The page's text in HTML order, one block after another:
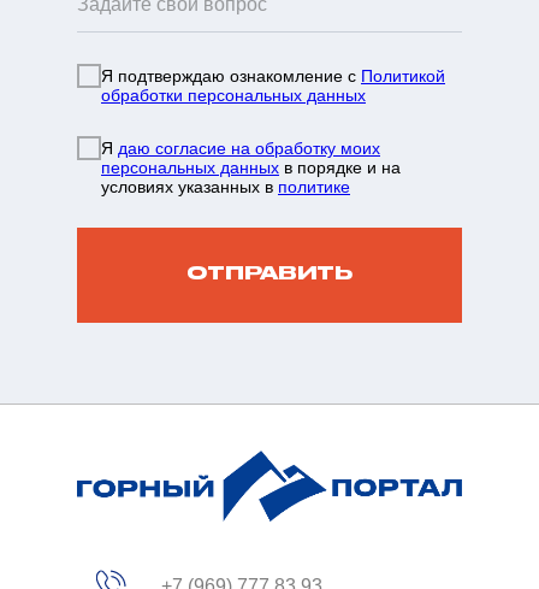
Я подтверждаю ознакомление с Политикой
обработки персональных данных
Я даю согласие на обработку моих
персональных данных в порядке и на
условиях указанных в политике
ОТПРАВИТЬ
+7 931 244 38 87
info@mountainportal.ru